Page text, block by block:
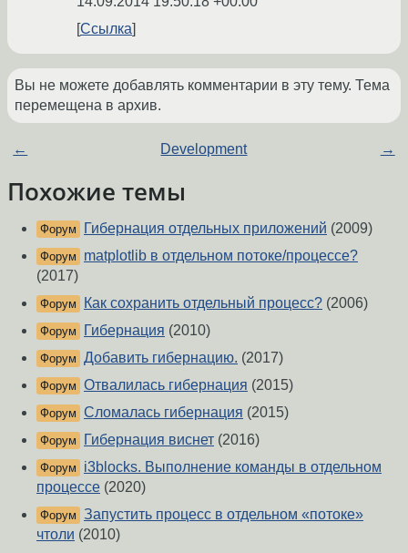
Ссылка
Вы не можете добавлять комментарии в эту тему. Тема
перемещена в архив.
← Development →
Похожие темы
Форум Гибернация отдельных приложений (2009)
Форум
matplotlib в отдельном потоке/процессе?
(2017)
Форум Как сохранить отдельный процесс? (2006)
Форум Гибернация (2010)
Форум Добавить гибернацию. (2017)
Форум Отвалилась гибернация (2015)
Форум Сломалась гибернация (2015)
Форум Гибернация виснет (2016)
Форум
i3blocks. Выполнение команды в отдельном
процессе (2020)
Форум Запустить процесс в отдельном «потоке»
чтоли (2010)